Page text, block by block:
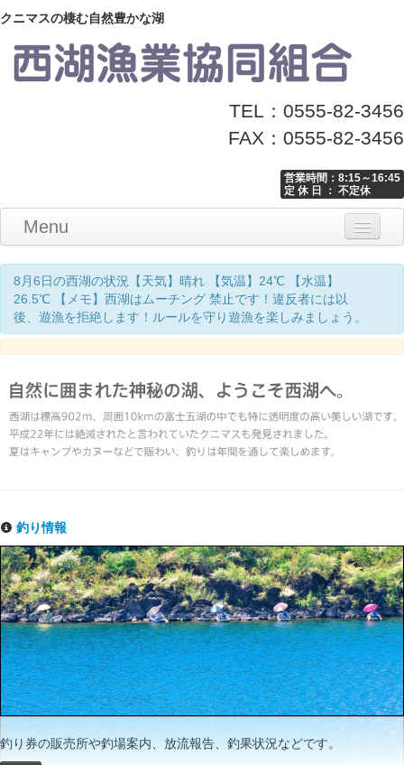
クニマスの棲む自然豊かな湖
TEL：0555-82-3456
FAX：0555-82-3456
営業時間：8:15～16:45
定 休 日 ： 不定休
Menu
Home
釣り情報
マナーとお願い
クニマス展示館
漁協からのお知らせ
お問い合わせ
8月6日の西湖の状況【天気】晴れ 【気温】24℃ 【水温】
26.5℃ 【メモ】西湖はムーチング 禁止です！違反者には以
後、遊漁を拒絶します！ルールを守り遊漁を楽しみましょう。
釣り情報
釣り券の販売所や釣場案内、放流報告、釣果状況などです。